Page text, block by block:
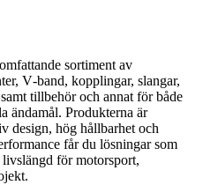
sortiment av
V‑band, kopplingar, slangar,
tillbehör och annat för både
ändamål. Produkterna är
design, hög hållbarhet och
får du lösningar som
för motorsport,